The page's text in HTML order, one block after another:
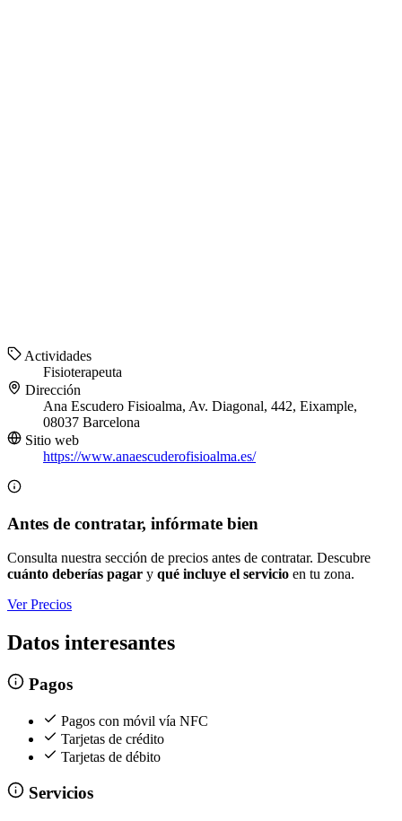
Actividades
Fisioterapeuta
Dirección
Ana Escudero Fisioalma, Av. Diagonal, 442, Eixample,
08037 Barcelona
Sitio web
https://www.anaescuderofisioalma.es/
Antes de contratar, infórmate bien
Consulta nuestra sección de precios antes de contratar. Descubre
cuánto deberías pagar y qué incluye el servicio en tu zona.
Ver Precios
Datos interesantes
Pagos
Pagos con móvil vía NFC
Tarjetas de crédito
Tarjetas de débito
Servicios